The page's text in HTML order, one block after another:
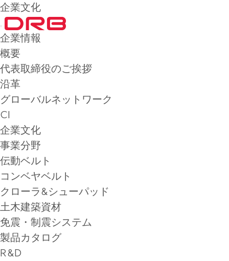
企業文化
企業情報
概要
代表取締役のご挨拶
沿革
グローバルネットワーク
CI
企業文化
事業分野
伝動ベルト
コンベヤベルト
クローラ&シューパッド
土木建築資材
免震・制震システム
製品カタログ
R&D